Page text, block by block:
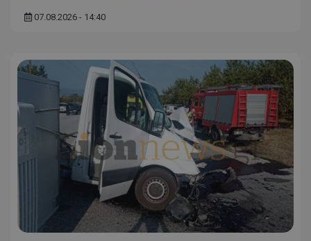
07.08.2026 - 14:40